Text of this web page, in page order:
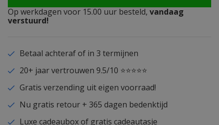
Op werkdagen voor 15.00 uur besteld, vandaag
verstuurd!
Betaal achteraf of in 3 termijnen
20+ jaar vertrouwen 9.5/10 ⭐⭐⭐⭐⭐
Gratis verzending uit eigen voorraad!
Nu gratis retour + 365 dagen bedenktijd
Luxe cadeaubox of gratis cadeautasje